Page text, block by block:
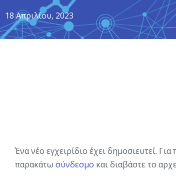
18 Απριλίου, 2023
Ένα νέο εγχειρίδιο έχει δημοσιευτεί.
παρακάτω σύνδεσμο και διαβάστε το